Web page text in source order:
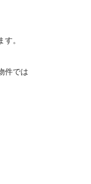
。
件では